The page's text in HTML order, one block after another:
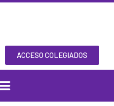
ACCESO COLEGIADOS